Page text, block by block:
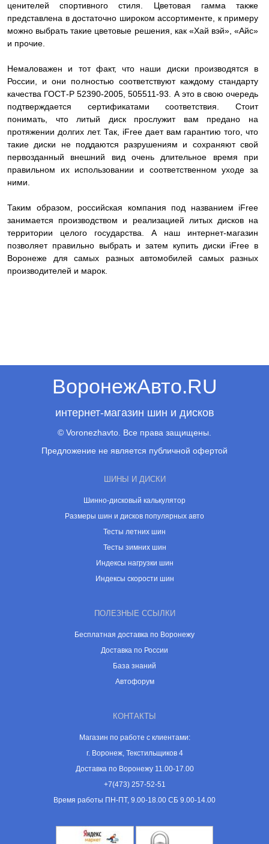
ценителей спортивного стиля. Цветовая гамма также
представлена в достаточно широком ассортименте, к примеру
можно выбрать такие цветовые решения, как «Хай вэй», «Айс»
и прочие.
Немаловажен и тот факт, что наши диски производятся в
России, и они полностью соответствуют каждому стандарту
качества ГОСТ-Р 52390-2005, 505511-93. А это в свою очередь
подтверждается сертификатами соответствия. Стоит
понимать, что литый диск прослужит вам предано на
протяжении долгих лет. Так, iFree дает вам гарантию того, что
такие диски не поддаются разрушениям и сохраняют свой
первозданный внешний вид очень длительное время при
правильном их использовании и соответственном уходе за
ними.
Таким образом, российская компания под названием iFree
занимается производством и реализацией литых дисков на
территории целого государства. А наш интернет-магазин
позволяет правильно выбрать и затем купить диски iFree в
Воронеже для самых разных автомобилей самых разных
производителей и марок.
ВоронежАвто.RU
интернет-магазин шин и дисков
© Voronezhavto. Все права защищены.
Предложение не является публичной офертой
ШИНЫ И ДИСКИ
Шинно-дисковый калькулятор
Размеры шин и дисков популярных авто
Тесты летних шин
Тесты зимних шин
Индексы нагрузки шин
Индексы скорости шин
ПОЛЕЗНЫЕ ССЫЛКИ
Бесплатная доставка по Воронежу
Доставка по России
База знаний
Автофорум
КОНТАКТЫ
Магазин по работе с клиентами:
г. Воронеж, Текстильщиков 4
Доставка по Воронежу 11.00-17.00
+7(473) 257-52-51
Время работы ПН-ПТ, 9.00-18.00 СБ 9.00-14.00